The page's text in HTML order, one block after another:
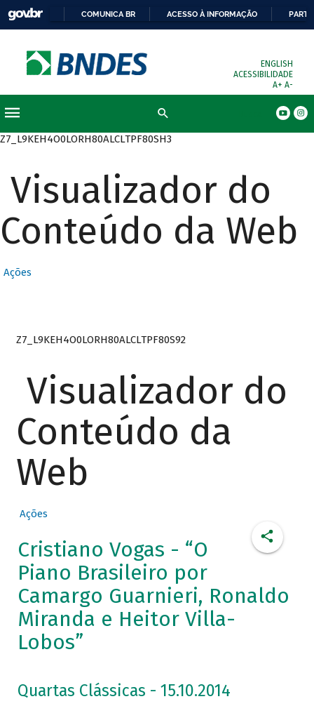
COMUNICA BR ACESSO À INFORMAÇÃO
ENGLISH
ACESSIBILIDADE
A+ A-
Z7_L9KEH4O0LORH80ALCLTPF80SH3
Visualizador do
Conteúdo da Web
Ações
Z7_L9KEH4O0LORH80ALCLTPF80S92
Visualizador do
Conteúdo da
Web
Ações
Cristiano Vogas - “O
Piano Brasileiro por
Camargo Guarnieri, Ronaldo
Miranda e Heitor Villa-
Lobos”
Quartas Clássicas - 15.10.2014